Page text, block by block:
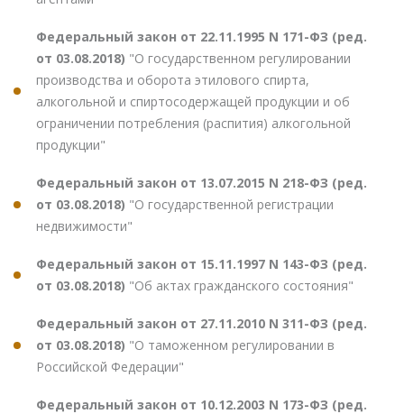
Федеральный закон от 22.11.1995 N 171-ФЗ (ред.
от 03.08.2018) "О государственном регулировании
производства и оборота этилового спирта,
алкогольной и спиртосодержащей продукции и об
ограничении потребления (распития) алкогольной
продукции"
Федеральный закон от 13.07.2015 N 218-ФЗ (ред.
от 03.08.2018) "О государственной регистрации
недвижимости"
Федеральный закон от 15.11.1997 N 143-ФЗ (ред.
от 03.08.2018) "Об актах гражданского состояния"
Федеральный закон от 27.11.2010 N 311-ФЗ (ред.
от 03.08.2018) "О таможенном регулировании в
Российской Федерации"
Федеральный закон от 10.12.2003 N 173-ФЗ (ред.